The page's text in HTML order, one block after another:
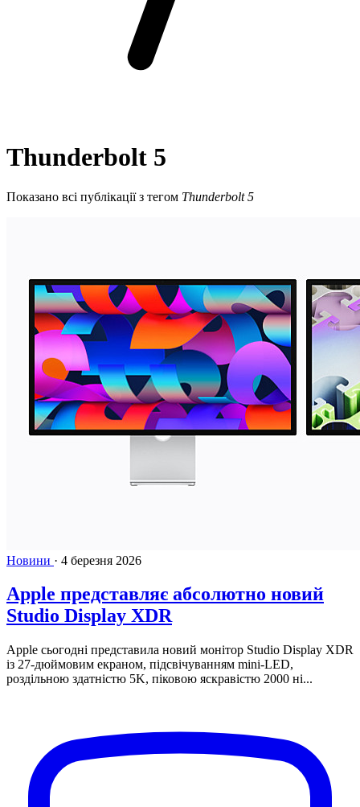
Thunderbolt 5
Показано всі публікації з тегом Thunderbolt 5
Новини · 4 березня 2026
Apple представляє абсолютно новий
Studio Display XDR
Apple сьогодні представила новий монітор Studio Display XDR
із 27-дюймовим екраном, підсвічуванням mini-LED,
роздільною здатністю 5K, піковою яскравістю 2000 ні...